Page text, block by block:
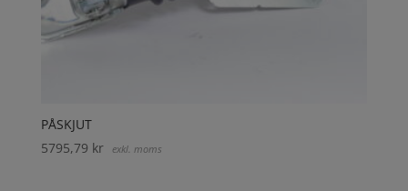
PÅSKJUT
5795,79 kr exkl. moms